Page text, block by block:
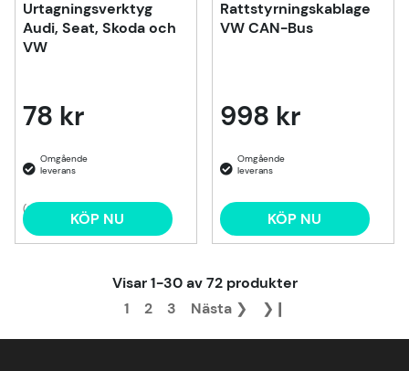
Urtagningsverktyg
Audi, Seat, Skoda och
VW
78 kr
(2) KÖP NU
Rattstyrningskablage
VW CAN-Bus
998 kr
KÖP NU
Visar1-30av72produkter
1
2 3 Nästa ❯ ❯❙